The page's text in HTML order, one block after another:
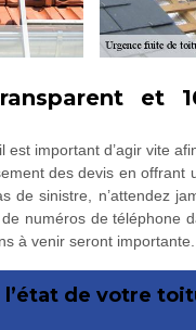
et
important d’agir vite
des devis en
de sinistre, n’attendez
numéros de téléphone
à venir seront importante.
de votre